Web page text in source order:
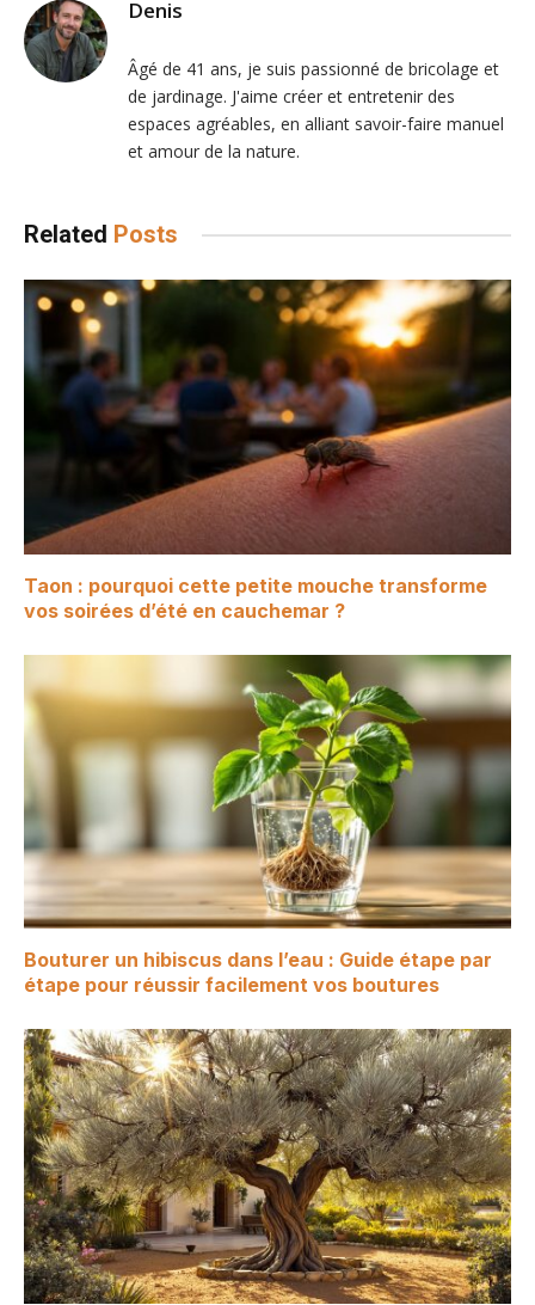
Denis
Âgé de 41 ans, je suis passionné de bricolage et
de jardinage. J'aime créer et entretenir des
espaces agréables, en alliant savoir-faire manuel
et amour de la nature.
Related Posts
Taon : pourquoi cette petite mouche transforme
vos soirées d’été en cauchemar ?
Bouturer un hibiscus dans l’eau : Guide étape par
étape pour réussir facilement vos boutures